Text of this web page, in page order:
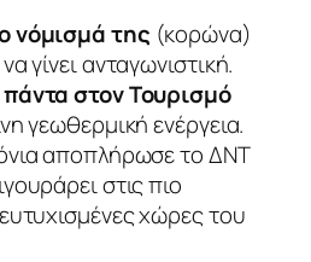
νόμισμά της (κορώνα)
γίνει ανταγωνιστική.
στον Τουρισμό
γεωθερμική ενέργεια.
αποπλήρωσε το ΔΝΤ
στις πιο
χώρες του